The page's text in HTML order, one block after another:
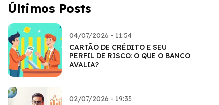
Últimos Posts
04/07/2026 - 11:54
CARTÃO DE CRÉDITO E SEU
PERFIL DE RISCO: O QUE O BANCO
AVALIA?
02/07/2026 - 19:35